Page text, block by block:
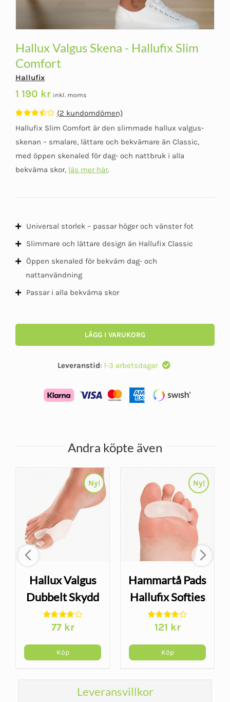
Hallux Valgus Skena - Hallufix Slim
Comfort
Hallufix
1 190 kr inkl. moms
Betygsatt
3.50av 5
baserat
2
kundomdömen
(2 kundomdömen)
Hallufix Slim Comfort är den slimmade hallux valgus-
skenan – smalare, lättare och bekvämare än Classic,
med öppen skenaled för dag- och nattbruk i alla
bekväma skor, läs mer här.
Universal storlek – passar höger och vänster fot
Slimmare och lättare design än Hallufix Classic
Öppen skenaled för bekväm dag- och
nattanvändning
Passar i alla bekväma skor
LÄGG I VARUKORG
Leveranstid: 1-3 arbetsdagar
Andra köpte även
Ny!
Hallux Valgus
Dubbelt Skydd
Hallufix –
gelskydd mot
friktion
77 kr
Köp
Ny!
Hammartå Pads
Hallufix Softies
– gelskydd för
hammartå
121 kr
Köp
Leveransvillkor